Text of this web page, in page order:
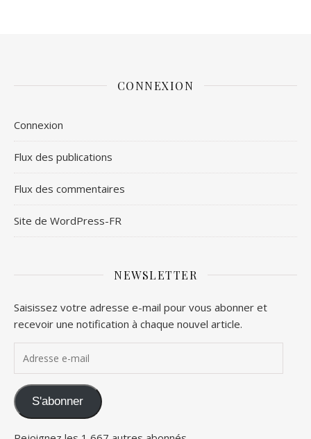
CONNEXION
Connexion
Flux des publications
Flux des commentaires
Site de WordPress-FR
NEWSLETTER
Saisissez votre adresse e-mail pour vous abonner et
recevoir une notification à chaque nouvel article.
S'abonner